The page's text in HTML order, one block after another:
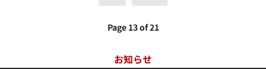
Page 13 of 21
お知らせ